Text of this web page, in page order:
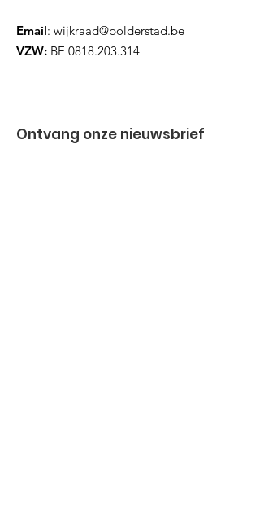
Email: wijkraad@polderstad.be
VZW: BE 0818.203.314
Ontvang onze nieuwsbrief